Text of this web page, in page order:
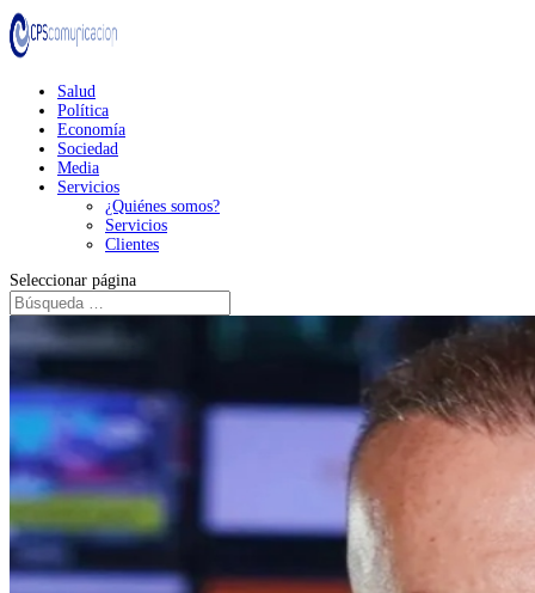
Salud
Política
Economía
Sociedad
Media
Servicios
¿Quiénes somos?
Servicios
Clientes
Seleccionar página